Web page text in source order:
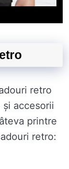
retro
accesorii
printre
retro: